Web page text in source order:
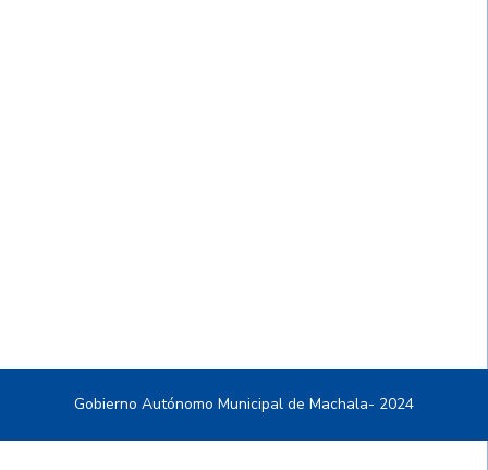
Gobierno Autónomo Municipal de Machala- 2024